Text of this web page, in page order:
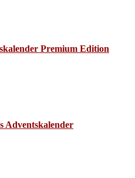
Premium Edition
Adventskalender